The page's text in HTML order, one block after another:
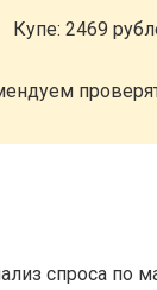
Купе: 2469
спроса по